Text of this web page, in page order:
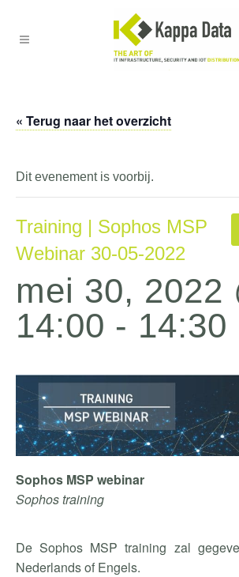
« Terug naar het overzicht
Dit evenement is voorbij.
Training | Sophos MSP
Webinar 30-05-2022
mei 30, 2022
14:00 - 14:30
Sophos MSP webinar
Sophos training
De Sophos MSP training zal
Nederlands of Engels.